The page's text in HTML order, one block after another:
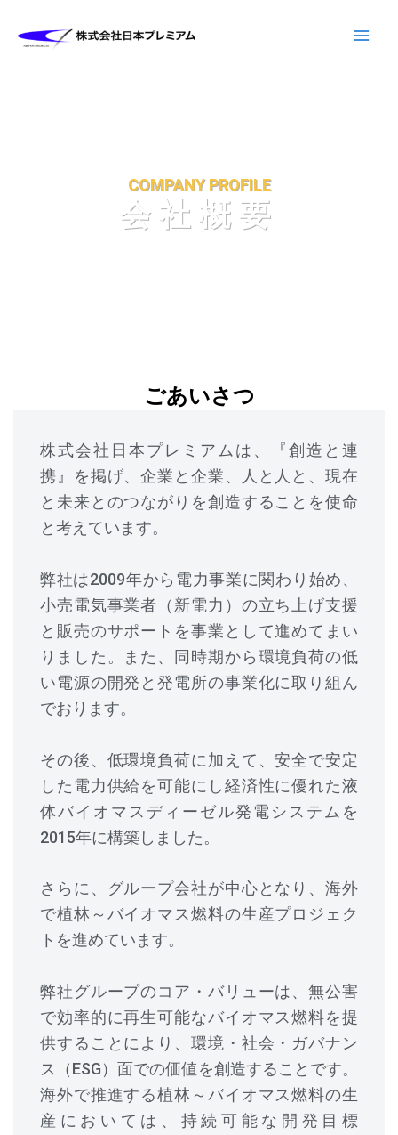
COMPANY PROFILE
会社概要
ごあいさつ
株式会社日本プレミアムは、『創造と連
携』を掲げ、企業と企業、人と人と、現在
と未来とのつながりを創造することを使命
と考えています。
弊社は2009年から電力事業に関わり始め、
小売電気事業者（新電力）の立ち上げ支援
と販売のサポートを事業として進めてまい
りました。また、同時期から環境負荷の低
い電源の開発と発電所の事業化に取り組ん
でおります。
その後、低環境負荷に加えて、安全で安定
した電力供給を可能にし経済性に優れた液
体バイオマスディーゼル発電システムを
2015年に構築しました。
さらに、グループ会社が中心となり、海外
で植林～バイオマス燃料の生産プロジェク
トを進めています。
弊社グループのコア・バリューは、無公害
で効率的に再生可能なバイオマス燃料を提
供することにより、環境・社会・ガバナン
ス（ESG）面での価値を創造することです。
海外で推進する植林～バイオマス燃料の生
産においては、持続可能な開発目標